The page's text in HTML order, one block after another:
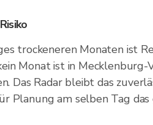
trockeneren Monaten ist
Monat ist in Mecklenburg-
Das Radar bleibt das
Planung am selben Tag das